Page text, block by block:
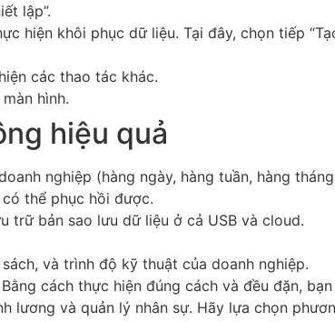
lập”.
hiện khôi phục dữ liệu. Tại đây, chọn tiếp
các thao tác khác.
hình.
hiệu quả
nghiệp (hàng ngày, hàng tuần, hàng
thể phục hồi được.
trữ bản sao lưu dữ liệu ở cả USB và cloud.
và trình độ kỹ thuật của doanh nghiệp.
cách thực hiện đúng cách và đều đặn,
lương và quản lý nhân sự. Hãy lựa chọn